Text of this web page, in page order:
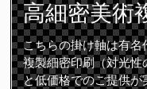
高細密美術
こちらの掛け軸は有
複製細密印刷（対光
と低価格でのご提供が